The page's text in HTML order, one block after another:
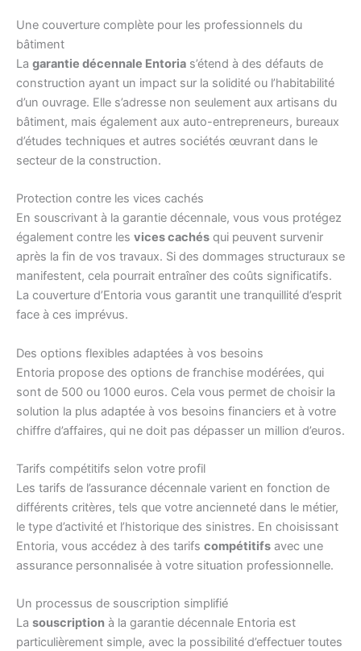
Une couverture complète pour les professionnels du
bâtiment
La garantie décennale Entoria s’étend à des défauts de
construction ayant un impact sur la solidité ou l’habitabilité
d’un ouvrage. Elle s’adresse non seulement aux artisans du
bâtiment, mais également aux auto-entrepreneurs, bureaux
d’études techniques et autres sociétés œuvrant dans le
secteur de la construction.
Protection contre les vices cachés
En souscrivant à la garantie décennale, vous vous protégez
également contre les vices cachés qui peuvent survenir
après la fin de vos travaux. Si des dommages structuraux se
manifestent, cela pourrait entraîner des coûts significatifs.
La couverture d’Entoria vous garantit une tranquillité d’esprit
face à ces imprévus.
Des options flexibles adaptées à vos besoins
Entoria propose des options de franchise modérées, qui
sont de 500 ou 1000 euros. Cela vous permet de choisir la
solution la plus adaptée à vos besoins financiers et à votre
chiffre d’affaires, qui ne doit pas dépasser un million d’euros.
Tarifs compétitifs selon votre profil
Les tarifs de l’assurance décennale varient en fonction de
différents critères, tels que votre ancienneté dans le métier,
le type d’activité et l’historique des sinistres. En choisissant
Entoria, vous accédez à des tarifs compétitifs avec une
assurance personnalisée à votre situation professionnelle.
Un processus de souscription simplifié
La souscription à la garantie décennale Entoria est
particulièrement simple, avec la possibilité d’effectuer toutes